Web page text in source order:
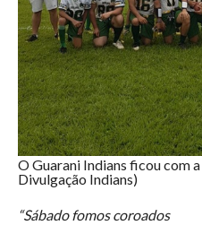
O Guarani Indians ficou com
Divulgação Indians)
“Sábado fomos coroados